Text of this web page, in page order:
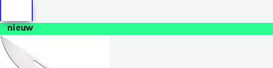
nieuw